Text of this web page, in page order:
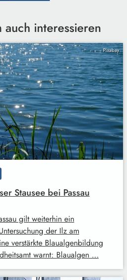
auch interessieren
Pixabay
Stausee bei Passau
gilt weiterhin ein
der Ilz am
verstärkte Blaualgenbildung
warnt: Blaualgen …